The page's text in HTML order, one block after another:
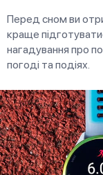
Перед сном ви
краще
нагадування про
погоді та подіях.